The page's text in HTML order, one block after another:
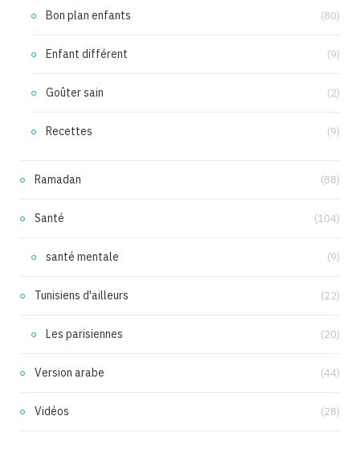
Bon plan enfants (80)
Enfant différent (9)
Goûter sain (2)
Recettes (9)
Ramadan (88)
Santé (104)
santé mentale (9)
Tunisiens d'ailleurs (22)
Les parisiennes (20)
Version arabe (44)
Vidéos (28)